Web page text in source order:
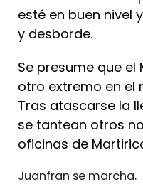
esté en buen nivel
y desborde.
Se presume que
otro extremo en el
Tras atascarse la
se tantean otros
oficinas de
Juanfran se marcha.